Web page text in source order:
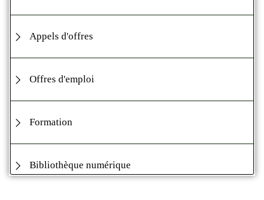
Appels d'offres
Offres d'emploi
Formation
Bibliothèque numérique